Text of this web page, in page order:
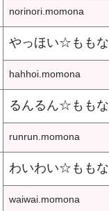
norinori.momona
やっほい☆ももな
hahhoi.momona
るんるん☆ももな
runrun.momona
わいわい☆ももな
waiwai.momona